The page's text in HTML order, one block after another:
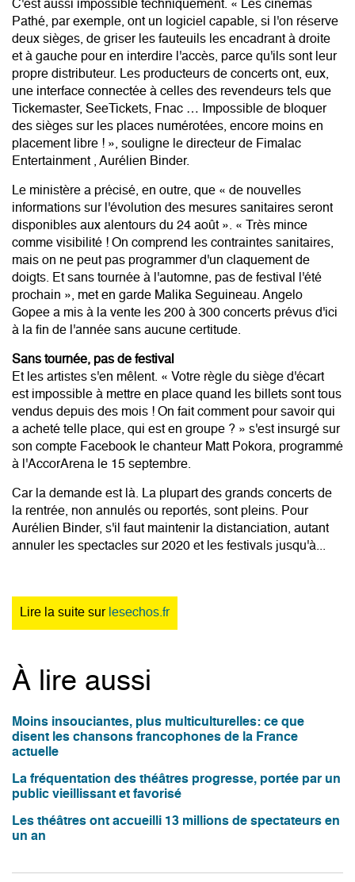
C'est aussi impossible techniquement. « Les cinémas
Pathé, par exemple, ont un logiciel capable, si l'on réserve
deux sièges, de griser les fauteuils les encadrant à droite
et à gauche pour en interdire l'accès, parce qu'ils sont leur
propre distributeur. Les producteurs de concerts ont, eux,
une interface connectée à celles des revendeurs tels que
Tickemaster, SeeTickets, Fnac … Impossible de bloquer
des sièges sur les places numérotées, encore moins en
placement libre ! », souligne le directeur de Fimalac
Entertainment , Aurélien Binder.
Le ministère a précisé, en outre, que « de nouvelles
informations sur l'évolution des mesures sanitaires seront
disponibles aux alentours du 24 août ». « Très mince
comme visibilité ! On comprend les contraintes sanitaires,
mais on ne peut pas programmer d'un claquement de
doigts. Et sans tournée à l'automne, pas de festival l'été
prochain », met en garde Malika Seguineau. Angelo
Gopee a mis à la vente les 200 à 300 concerts prévus d'ici
à la fin de l'année sans aucune certitude.
Sans tournée, pas de festival
Et les artistes s'en mêlent. « Votre règle du siège d'écart
est impossible à mettre en place quand les billets sont tous
vendus depuis des mois ! On fait comment pour savoir qui
a acheté telle place, qui est en groupe ? » s'est insurgé sur
son compte Facebook le chanteur Matt Pokora, programmé
à l'AccorArena le 15 septembre.
Car la demande est là. La plupart des grands concerts de
la rentrée, non annulés ou reportés, sont pleins. Pour
Aurélien Binder, s'il faut maintenir la distanciation, autant
annuler les spectacles sur 2020 et les festivals jusqu'à...
Lire la suite sur lesechos.fr
À lire aussi
Moins insouciantes, plus multiculturelles: ce que
disent les chansons francophones de la France
actuelle
La fréquentation des théâtres progresse, portée par un
public vieillissant et favorisé
Les théâtres ont accueilli 13 millions de spectateurs en
un an